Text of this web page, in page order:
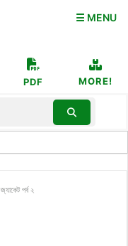
☰ MENU
PDF MORE!
পর্ব ২